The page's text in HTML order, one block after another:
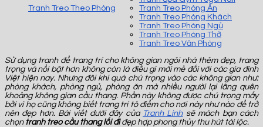
Tranh Treo Theo Phòng
Tranh Treo Phòng Ăn
Tranh Treo Phòng Khách
Tranh Treo Phòng Ngủ
Tranh Treo Phòng Thờ
Tranh Treo Văn Phòng
Sử dụng tranh để trang trí cho không gian ngôi nhà thêm đẹp, trang
trọng và nổi bật hơn không còn là điều gì mới mẻ đối với các gia đình
Việt hiện nay. Nhưng đôi khi quá chú trọng vào các không gian như:
phòng khách, phòng ngủ, phòng ăn mà nhiều người lại lãng quên
khoảng không gian cầu thang. Phần này không được chú trọng mấy
bởi vì họ cũng không biết trang trí tô điểm cho nơi này như nào để trở
nên đẹp hơn. Bài viết dưới đây của Tranh Linhsẽ mách bạn cách
chọn tranh treo cầu thang lối điđẹp hợp phong thủy thu hút tài lộc.